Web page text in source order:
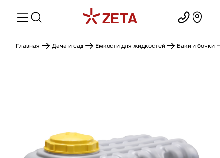
Главная Дача и сад Емкости для жидкостей Баки и бочки